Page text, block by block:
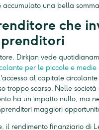
accumulato una bella
che
Dirkjan vede
per le piccole e medie
al capitale
troppo scarso. Nelle
ha un impatto nullo, ma
maggiori
il rendimento finanziario di